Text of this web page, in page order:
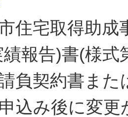
住宅取得助成
報告)書(様式
負契約書また
込み後に変